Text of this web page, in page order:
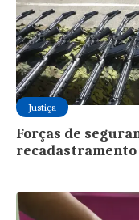
Justiça
Forças de
recadastramento